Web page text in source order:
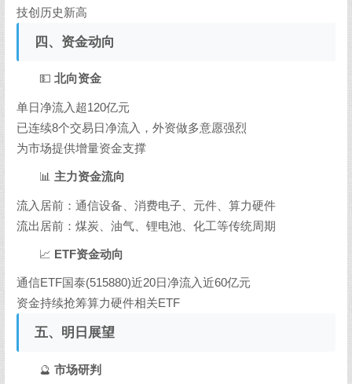
技创历史新高
四、资金动向
💵北向资金
单日净流入超120亿元
已连续8个交易日净流入，外资做多意愿强烈
为市场提供增量资金支撑
📊 主力资金流向
流入居前：通信设备、消费电子、元件、算力硬件
流出居前：煤炭、油气、锂电池、化工等传统周期
📈 ETF资金动向
通信ETF国泰(515880)近20日净流入近60亿元
资金持续抢筹算力硬件相关ETF
五、明日展望
🔮市场研判